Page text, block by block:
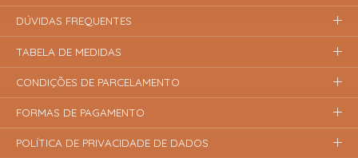
DÚVIDAS FREQUENTES
TABELA DE MEDIDAS
CONDIÇÕES DE PARCELAMENTO
FORMAS DE PAGAMENTO
POLÍTICA DE PRIVACIDADE DE DADOS